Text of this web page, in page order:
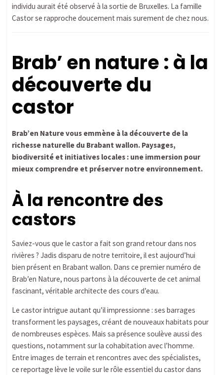
individu aurait été observé à la sortie de Bruxelles. La famille
Castor se rapproche doucement mais surement de chez nous.
Brab’ en nature : à la
découverte du
castor
Brab’en Nature vous emmène à la découverte de la
richesse naturelle du Brabant wallon. Paysages,
biodiversité et initiatives locales : une immersion pour
mieux comprendre et préserver notre environnement.
À la rencontre des
castors
Saviez-vous que le castor a fait son grand retour dans nos
rivières ? Jadis disparu de notre territoire, il est aujourd’hui
bien présent en Brabant wallon. Dans ce premier numéro de
Brab’en Nature, nous partons à la découverte de cet animal
fascinant, véritable architecte des cours d’eau.
Le castor intrigue autant qu’il impressionne : ses barrages
transforment les paysages, créant de nouveaux habitats pour
de nombreuses espèces. Mais sa présence soulève aussi des
questions, notamment sur la cohabitation avec l’homme.
Entre images de terrain et rencontres avec des spécialistes,
ce reportage lève le voile sur le rôle essentiel du castor dans